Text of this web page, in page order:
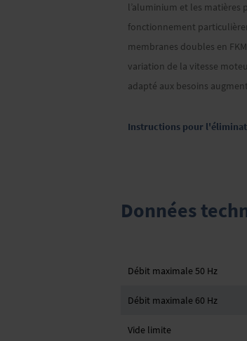
l’aluminium et les matières
fonctionnement
membranes doubles en
variation de la vitesse
adapté aux besoins
Instructions pour
Données
Débit maximale 50 Hz
Débit maximale 60 Hz
Vide limite